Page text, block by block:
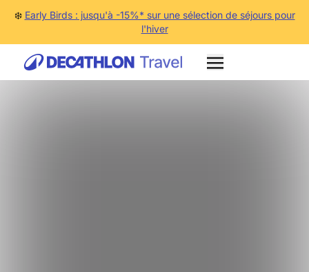
❄️ Early Birds : jusqu'à -15%* sur une sélection de séjours pour
l'hiver